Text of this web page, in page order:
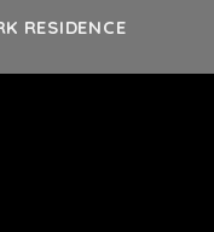
RESIDENCE